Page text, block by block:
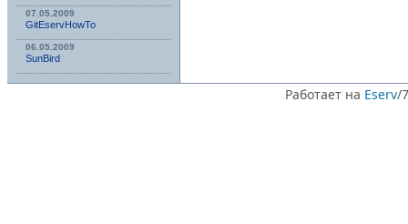
07.05.2009
GitEservHowTo
06.05.2009
SunBird
Работает на Eserv/